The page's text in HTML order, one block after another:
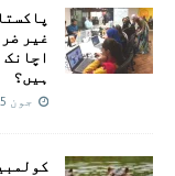
غیر
اچانک
ہیں؟
جون 15, 2022